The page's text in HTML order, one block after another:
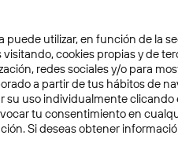
ARTIFICIAL 3 min
puede utilizar, en función de la
visitando, cookies propias y de
redes sociales y/o para
a partir de tus hábitos de
su uso individualmente
tu consentimiento en
Si deseas obtener